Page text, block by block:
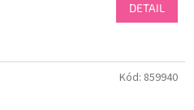
DETAIL
Kód: 859940